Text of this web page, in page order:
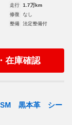
走行
1.7万km
修復
なし
整備
法定整備付
在庫確認
黒本革 シー